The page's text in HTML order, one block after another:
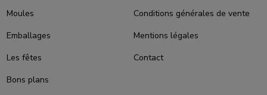
Moules
Emballages
Les fêtes
Bons plans
Conditions générales de vente
Mentions légales
Contact